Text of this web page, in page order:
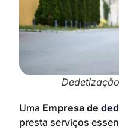
Uma Empresa de
presta serviços